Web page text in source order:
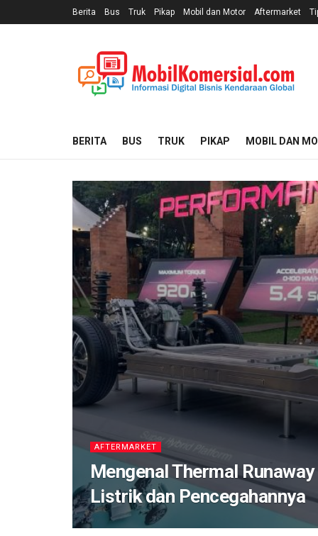
Berita Bus Truk Pikap Mobil dan Motor Aftermarket
BERITA BUS TRUK PIKAP MOBIL DAN
AFTERMARKET
Mengenal Thermal
Listrik dan Pencegahannya